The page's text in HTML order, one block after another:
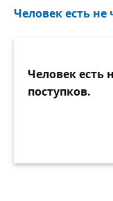
Человек есть не
Человек есть
поступков.